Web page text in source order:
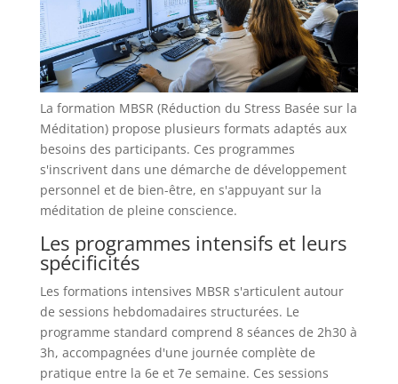
La formation MBSR (Réduction du Stress Basée sur la
Méditation) propose plusieurs formats adaptés aux
besoins des participants. Ces programmes
s'inscrivent dans une démarche de développement
personnel et de bien-être, en s'appuyant sur la
méditation de pleine conscience.
Les programmes intensifs et leurs
spécificités
Les formations intensives MBSR s'articulent autour
de sessions hebdomadaires structurées. Le
programme standard comprend 8 séances de 2h30 à
3h, accompagnées d'une journée complète de
pratique entre la 6e et 7e semaine. Ces sessions